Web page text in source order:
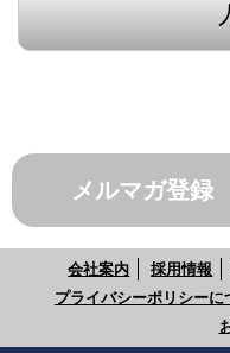
メルマガ登録
会社案内 採用情報
プライバシーポリシーに